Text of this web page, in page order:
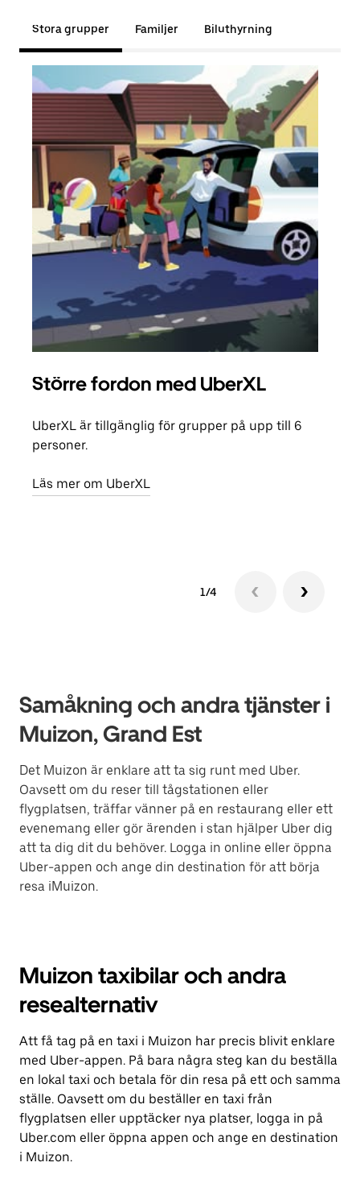
Stora grupper Familjer Biluthyrning
Större fordon med UberXL
UberXL är tillgänglig för grupper på upp till 6
personer.
Läs mer om UberXL
1/4
Samåkning och andra tjänster i
Muizon, Grand Est
Det Muizon är enklare att ta sig runt med Uber.
Oavsett om du reser till tågstationen eller
flygplatsen, träffar vänner på en restaurang eller ett
evenemang eller gör ärenden i stan hjälper Uber dig
att ta dig dit du behöver. Logga in online eller öppna
Uber-appen och ange din destination för att börja
resa iMuizon.
Muizon taxibilar och andra
resealternativ
Att få tag på en taxi i Muizon har precis blivit enklare
med Uber-appen. På bara några steg kan du beställa
en lokal taxi och betala för din resa på ett och samma
ställe. Oavsett om du beställer en taxi från
flygplatsen eller upptäcker nya platser, logga in på
Uber.com eller öppna appen och ange en destination
i Muizon.